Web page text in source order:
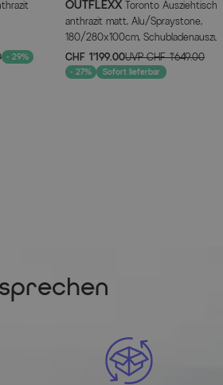
- 29%
OUTFLEXX Toronto Ausziehtisch,
anthrazit matt, Alu/Spraystone,
180/280x100cm,
CHF 1’199.00UVPCHF 1’649.00
- 27% Sofort lieferbar